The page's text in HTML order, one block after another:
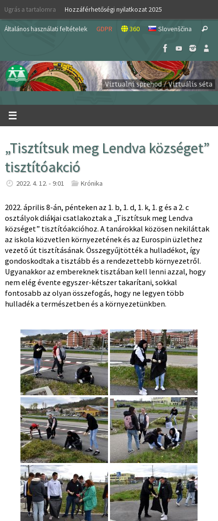
Skip
content
Ugrás a tartalomra Hozzáférhetőségi nyilatkozat 2025
Általános használati feltételek GDPR 360 Slovenščina Search
„Tisztítsuk meg Lendva községet”
tisztítóakció
2022. 4. 12. - 9:01 Krónika
2022. április 8-án, pénteken az 1. b, 1. d, 1. k, 1. g és a 2. c
osztályok diákjai csatlakoztak a „Tisztítsuk meg Lendva
községet” tisztítóakcióhoz. A tanárokkal közösen nekiláttak
az iskola közvetlen környezetének és az Eurospin üzlethez
vezető út tisztításának. Összegyűjtötték a hulladékot, így
gondoskodtak a tisztább és a rendezettebb környezetről.
Ugyanakkor az embereknek tisztában kell lenni azzal, hogy
nem elég évente egyszer-kétszer takarítani, sokkal
fontosabb az olyan összefogás, hogy ne legyen több
hulladék a természetben és a környezetünkben.